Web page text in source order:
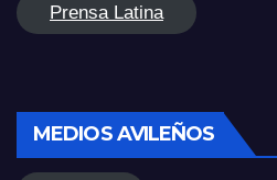
Prensa Latina
MEDIOS AVILEÑOS